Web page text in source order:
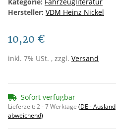
Hersteller: VDM Heinz Nickel
10,20 €
inkl. 7% USt. , zzgl. Versand
Sofort verfügbar
Lieferzeit:2 - 7 Werktage (DE - Ausland
abweichend)